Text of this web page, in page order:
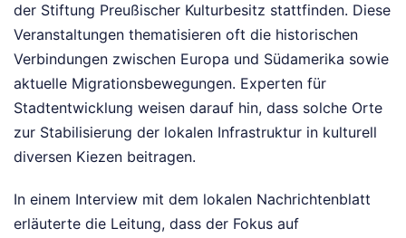
der Stiftung Preußischer Kulturbesitz stattfinden. Diese
Veranstaltungen thematisieren oft die historischen
Verbindungen zwischen Europa und Südamerika sowie
aktuelle Migrationsbewegungen. Experten für
Stadtentwicklung weisen darauf hin, dass solche Orte
zur Stabilisierung der lokalen Infrastruktur in kulturell
diversen Kiezen beitragen.
In einem Interview mit dem lokalen Nachrichtenblatt
erläuterte die Leitung, dass der Fokus auf